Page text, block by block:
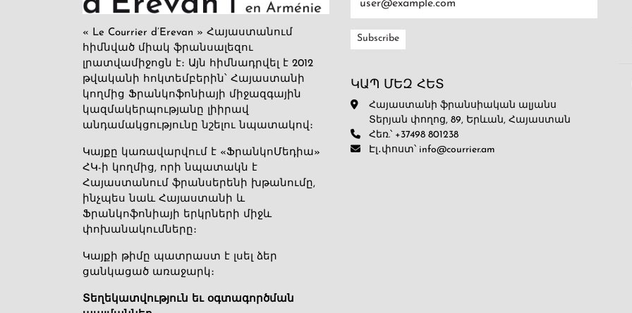
« Le Courrier d’Erevan » Հայաստանում
հիմնված միակ ֆրանսալեզու
լրատվամիջոցն է։ Այն հիմնադրվել է 2012
թվականի հոկտեմբերին՝ Հայաստանի
կողմից Ֆրանկոֆոնիայի միջազգային
կազմակերպությանը լիիրավ
անդամակցությունը նշելու նպատակով։
Կայքը կառավարվում է «ՖրանկոՄեդիա»
ՀԿ-ի կողմից, որի նպատակն է
Հայաստանում ֆրանսերենի խթանումը,
ինչպես նաև Հայաստանի և
Ֆրանկոֆոնիայի երկրների միջև
փոխանակումները։
Կայքի թիմը պատրաստ է լսել ձեր
ցանկացած առաջարկ։
Տեղեկատվություն եւ օգտագործման
ԿԱՊ ՄԵԶ ՀԵՏ
Հայաստանի ֆրանսիական ալյանս
Տերյան փողոց, 89, Երևան, Հայաստան
Հեռ.՝ +37498 801238
Էլ․փոստ՝ info@courrier.am